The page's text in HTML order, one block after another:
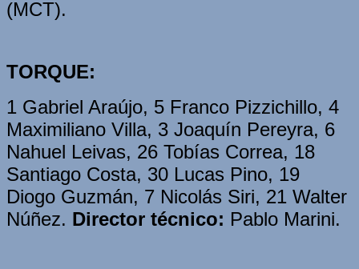
(MCT).
TORQUE:
1 Gabriel Araújo, 5 Franco Pizzichillo, 4
Maximiliano Villa, 3 Joaquín Pereyra, 6
Nahuel Leivas, 26 Tobías Correa, 18
Santiago Costa, 30 Lucas Pino, 19
Diogo Guzmán, 7 Nicolás Siri, 21 Walter
Núñez. Director técnico: Pablo Marini.